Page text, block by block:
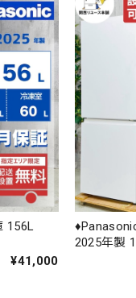
156L
¥41,000
2025年製